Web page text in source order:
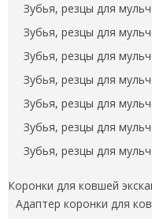
Зубья, резцы для
Зубья, резцы для
Зубья, резцы для
Зубья, резцы для
Зубья, резцы для
Зубья, резцы для
Зубья, резцы для
Коронки для ковшей
Адаптер коронки для